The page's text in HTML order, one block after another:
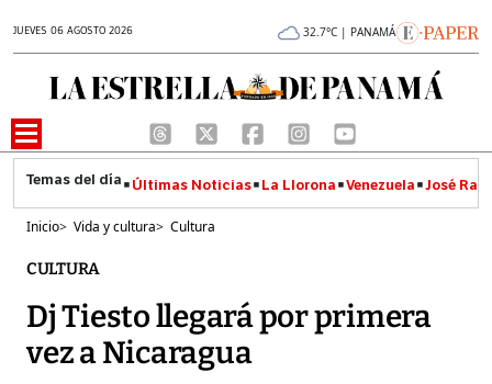
JUEVES 06 AGOSTO 2026 32.7°C | PANAMÁ
Últimas Noticias La Llorona Venezuela José
Inicio> Vida y cultura> Cultura
CULTURA
Dj Tiesto llegará por primera
vez a Nicaragua